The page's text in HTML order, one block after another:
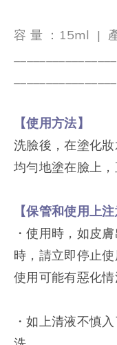
容 量 ：15ml |
【使用方法】
洗臉後，在塗化
均勻地塗在臉上，
【保管和使用上注
・使用時，如皮
時，請立即停止
使用可能有惡化情
・如上清液不慎